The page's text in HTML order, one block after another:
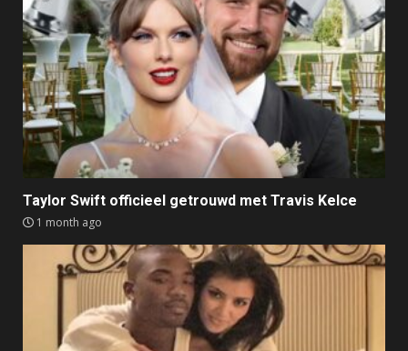
Taylor Swift officieel getrouwd met Travis Kelce
1 month ago